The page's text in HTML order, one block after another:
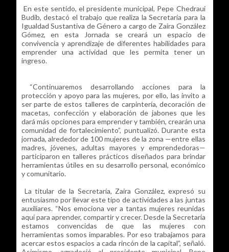
En este sentido, el presidente municipal, Pepe Chedraui
Budib, destacó el trabajo que realiza la Secretaría para la
Igualdad Sustantiva de Género a cargo de Zaira González
Gómez, en esta Jornada se creará un espacio de
convivencia y aprendizaje de diferentes habilidades para
emprender una actividad que les permita tener un
ingreso.
“Continuaremos desarrollando acciones para la
protección y apoyo para las mujeres, por ello, las invito a
ser parte de estos talleres de carpintería, decoración de
macetas, confección y elaboración de jabones que les
dará más opciones para emprender y también, crearán una
comunidad de fortalecimiento”, puntualizó. Durante esta
jornada, alrededor de 100 mujeres de la zona —entre ellas
madres, jóvenes, adultas mayores y emprendedoras—
participaron en talleres prácticos diseñados para brindar
herramientas útiles en su desarrollo personal, económico
y comunitario.
La titular de la Secretaría, Zaira González, expresó su
entusiasmo por llevar este tipo de actividades a las juntas
auxiliares. “Nos emociona ver a tantas mujeres reunidas
aquí para aprender, compartir y crecer. Desde la Secretaría
estamos convencidas de que las mujeres con
herramientas somos imparables. Por eso trabajamos para
acercar estos espacios a cada rincón de la capital”, señaló.